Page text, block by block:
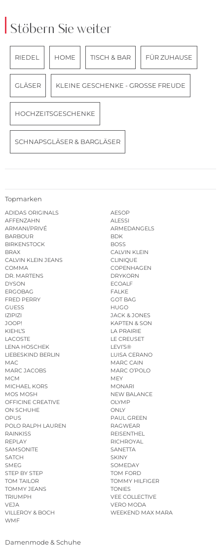
Stöbern Sie weiter
RIEDEL HOME TISCH & BAR FÜR ZUHAUSE
GLÄSER KLEINE GESCHENKE - GROSSE FREUDE
HOCHZEITSGESCHENKE
SCHNAPSGLÄSER & BARGLÄSER
Topmarken
ADIDAS ORIGINALS
AESOP
AFFENZAHN
ALESSI
ARMANI/PRIVÉ
ARMEDANGELS
BARBOUR
BDK
BIRKENSTOCK
BOSS
BRAX
CALVIN KLEIN
CALVIN KLEIN JEANS
CLINIQUE
COMMA
COPENHAGEN
DR. MARTENS
DRYKORN
DYSON
ECOALF
ERGOBAG
FALKE
FRED PERRY
GOT BAG
GUESS
HUGO
IZIPIZI
JACK & JONES
JOOP!
KAPTEN & SON
KIEHL’S
LA PRAIRIE
LACOSTE
LE CREUSET
LENA HOSCHEK
LEVI’S®
LIEBESKIND BERLIN
LUISA CERANO
MAC
MARC CAIN
MARC JACOBS
MARC O’POLO
MCM
MEY
MICHAEL KORS
MONARI
MOS MOSH
NEW BALANCE
OFFICINE CREATIVE
OLYMP
ON SCHUHE
ONLY
OPUS
PAUL GREEN
POLO RALPH LAUREN
RAGWEAR
RAINKISS
REISENTHEL
REPLAY
RICHROYAL
SAMSONITE
SANETTA
SATCH
SKINY
SMEG
SOMEDAY
STEP BY STEP
TOM FORD
TOM TAILOR
TOMMY HILFIGER
TOMMY JEANS
TONIES
TRIUMPH
VEE COLLECTIVE
VEJA
VERO MODA
VILLEROY & BOCH
WEEKEND MAX MARA
WMF
Damenmode & Schuhe